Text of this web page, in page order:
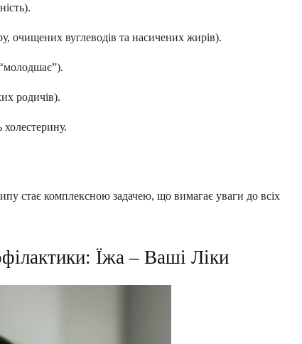
очищених вуглеводів та насичених жирів).
родичів).
стає комплексною задачею, що вимагає уваги до всіх
Їжа – Ваші Ліки